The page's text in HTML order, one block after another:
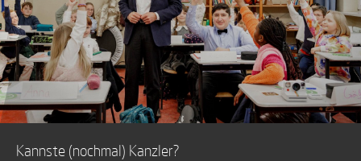
Kannste (nochmal) Kanzler?